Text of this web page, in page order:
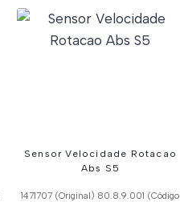
Sensor Velocidade Rotacao
Abs S5
1471707 (Original) 80.8.9.001 (Código